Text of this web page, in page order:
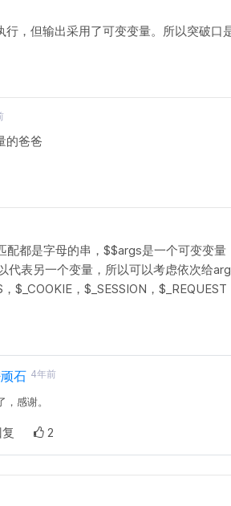
行，但输出采用了可变变量。所以突破口
的爸爸
配都是字母的串，$$args是一个可变变
代表另一个变量，所以可以考虑依次给
$_COOKIE，$_SESSION，
石 4年前
，感谢。
2